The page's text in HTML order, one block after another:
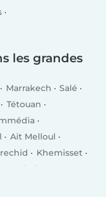
les grandes
Marrakech
Salé
Tétouan
Ait Melloul
Khemisset
Guelmim